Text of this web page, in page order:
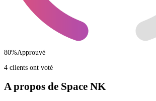
80%Approuvé
4 clients ont voté
A propos de Space NK